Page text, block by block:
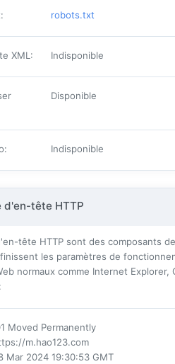
: robots.txt
XML: Indisponible
Disponible
: Indisponible
d'en-tête HTTP
tête HTTP sont des composants
les paramètres de
normaux comme Internet
Moved Permanently
m.hao123.com
Mar 2024 19:30:53 GMT